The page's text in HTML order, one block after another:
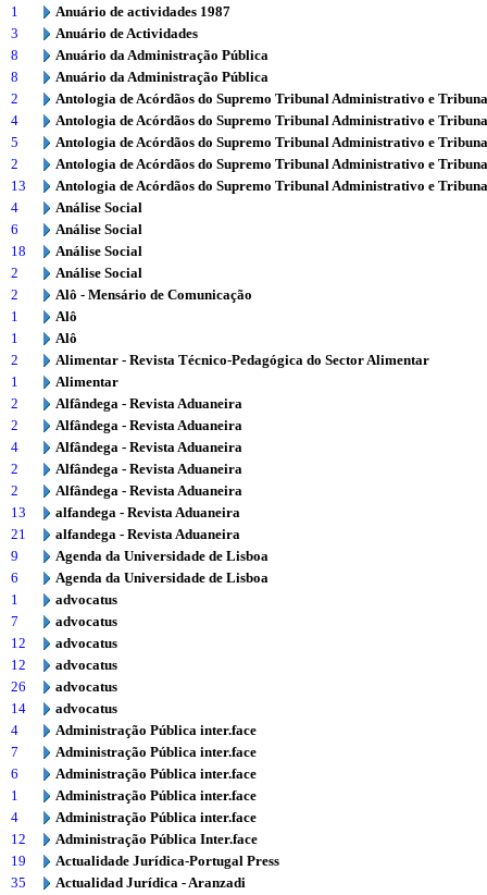
1
Anuário de actividades 1987
3
Anuário de Actividades
8
Anuário da Administração Pública
8
Anuário da Administração Pública
2
Antologia de Acórdãos do Supremo Tribunal Administrativo e
4
Antologia de Acórdãos do Supremo Tribunal Administrativo e
5
Antologia de Acórdãos do Supremo Tribunal Administrativo e
2
Antologia de Acórdãos do Supremo Tribunal Administrativo e
13
Antologia de Acórdãos do Supremo Tribunal Administrativo e
4
Análise Social
6
Análise Social
18
Análise Social
2
Análise Social
2
Alô - Mensário de Comunicação
1
Alô
1
Alô
2
Alimentar - Revista Técnico-Pedagógica do Sector Alimentar
1
Alimentar
2
Alfândega - Revista Aduaneira
2
Alfândega - Revista Aduaneira
4
Alfândega - Revista Aduaneira
2
Alfândega - Revista Aduaneira
2
Alfândega - Revista Aduaneira
13
alfandega - Revista Aduaneira
21
alfandega - Revista Aduaneira
9
Agenda da Universidade de Lisboa
6
Agenda da Universidade de Lisboa
1
advocatus
7
advocatus
12
advocatus
12
advocatus
26
advocatus
14
advocatus
4
Administração Pública inter.face
7
Administração Pública inter.face
6
Administração Pública inter.face
1
Administração Pública inter.face
4
Administração Pública inter.face
12
Administração Pública Inter.face
19
Actualidade Jurídica-Portugal Press
35
Actualidad Jurídica - Aranzadi